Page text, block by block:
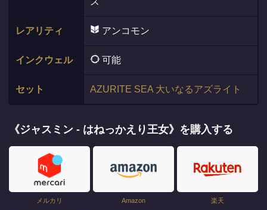
レアリティ アンコモン
インクウェル 可能
セット AZURITE SEA 大いなるアズライト
《ジャスミン - はねっかえり王女》を購入する
メルカリ Amazon 楽天